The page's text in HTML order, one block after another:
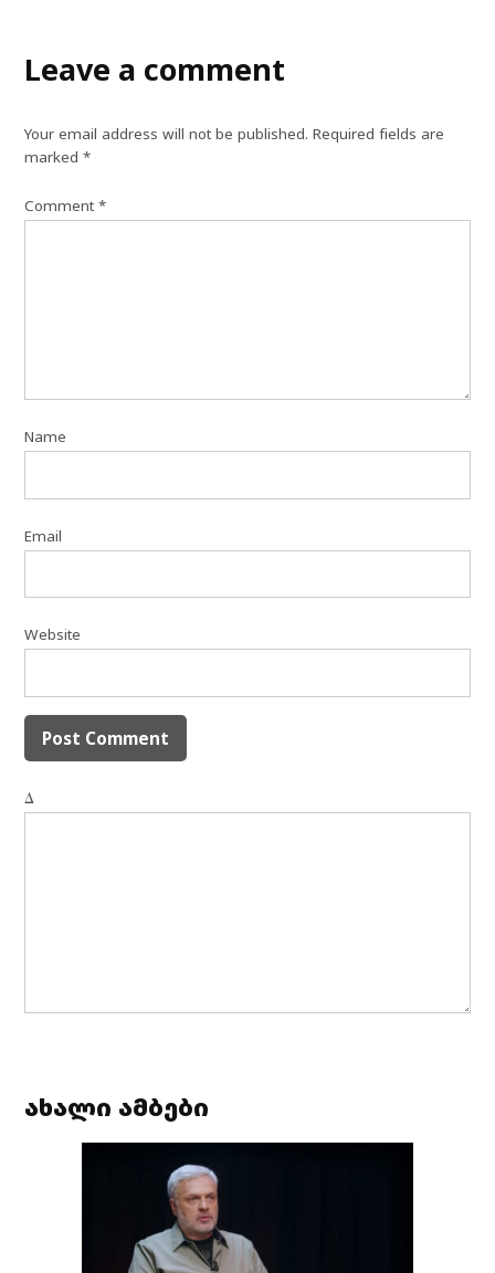
Leave a comment
Your email address will not be published. Required fields are
marked*
Comment*
Name
Email
Website
Δ
ახალი ამბები